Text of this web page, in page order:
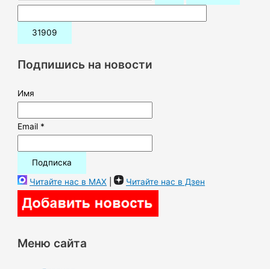
о
и
:Подпишись на новости
Имя
Email *
Читайте нас в MAX | Читайте нас в Дзен
Меню сайта